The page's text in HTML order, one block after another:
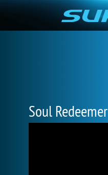
Soul Redeemer